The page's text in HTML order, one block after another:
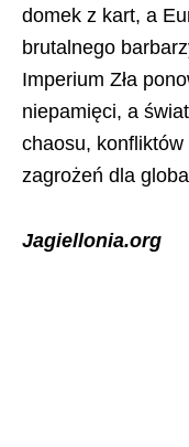
domek z kart, a
brutalnego
Imperium Zła
niepamięci, a
chaosu,
zagrożeń dla
Jagiellonia.org